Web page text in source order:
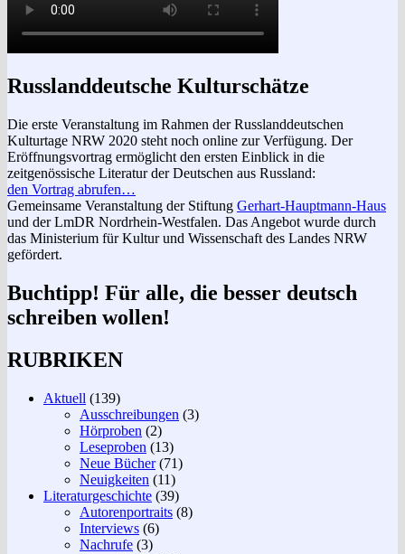
Russlanddeutsche Kulturschätze
Die erste Veranstaltung im Rahmen der Russlanddeutschen
Kulturtage NRW 2020 steht noch online zur Verfügung. Der
Eröffnungsvortrag ermöglicht den ersten Einblick in die
zeitgenössische Literatur der Deutschen aus Russland:
den Vortrag abrufen…
Gemeinsame Veranstaltung der Stiftung Gerhart-Hauptmann-Haus
und der LmDR Nordrhein-Westfalen. Das Angebot wurde durch
das Ministerium für Kultur und Wissenschaft des Landes NRW
gefördert.
Buchtipp! Für alle, die besser deutsch
schreiben wollen!
RUBRIKEN
Aktuell (139)
Ausschreibungen (3)
Hörproben (2)
Leseproben (13)
Neue Bücher(71)
Neuigkeiten (11)
Literaturgeschichte (39)
Autorenportraits (8)
Interviews (6)
Nachrufe (3)